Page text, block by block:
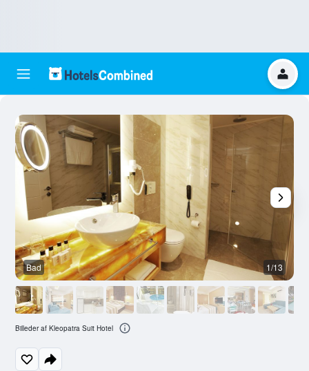
Bad 1/13
Billeder af Kleopatra Suit Hotel